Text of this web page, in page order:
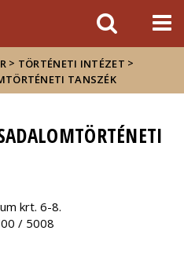
> TÖRTÉNETI INTÉZET >
TANSZÉK
krt. 6-8.
/ 5008